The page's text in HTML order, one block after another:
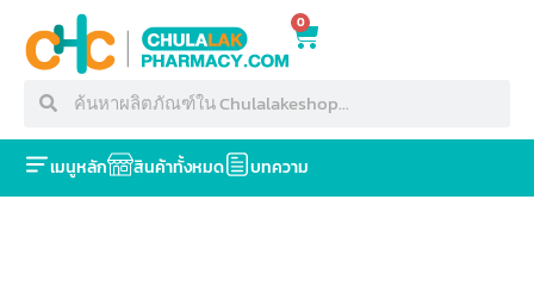
0
เมนูหลัก สินค้าทั้งหมด บทความ